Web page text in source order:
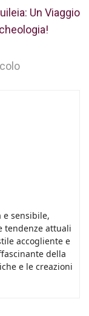
Un Viaggio
e sensibile,
tendenze attuali
accogliente e
della
e le creazioni